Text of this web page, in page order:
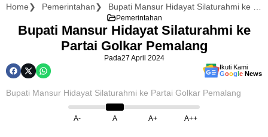
Home Pemerintahan
Pemerintahan
Bupati Mansur Hidayat Silaturahmi ke
Partai Golkar Pemalang
Pada27 April 2024
Ikuti Kami
Google News
Bupati Mansur Hidayat Silaturahmi ke Partai Golkar Pemalang
A- A A+ A++